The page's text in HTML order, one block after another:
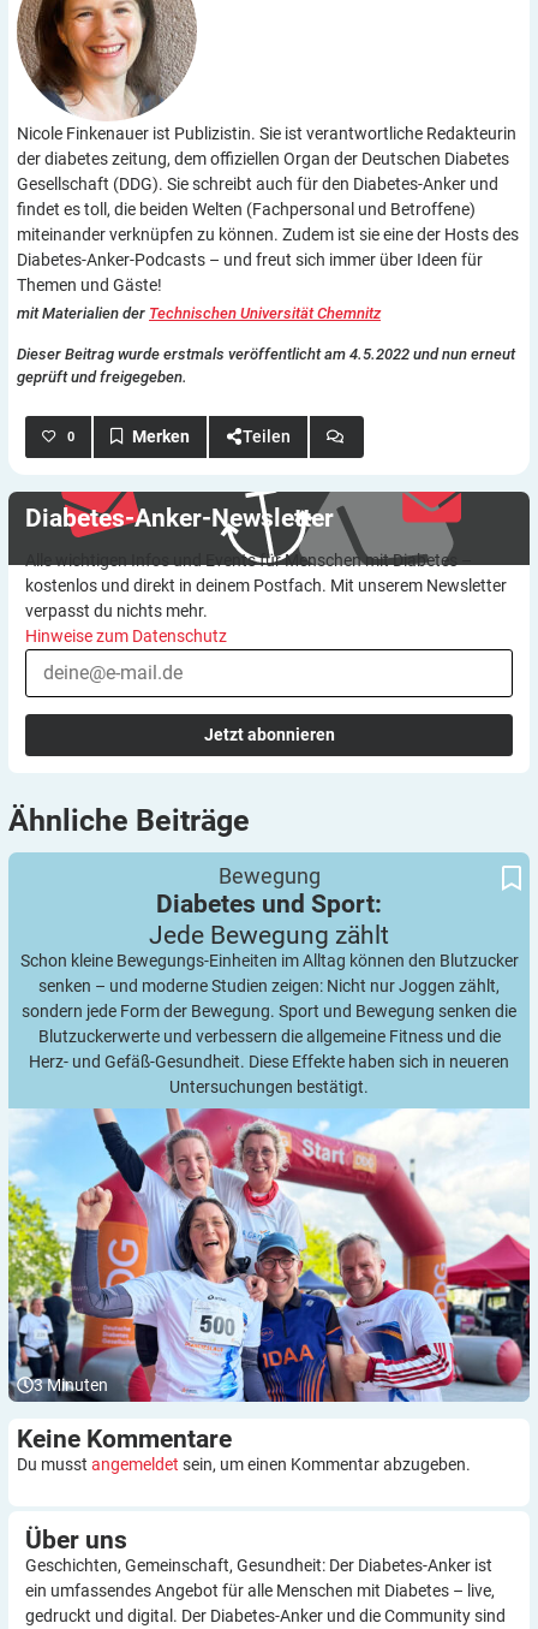
Nicole Finkenauer ist Publizistin. Sie ist verantwortliche Redakteurin
der diabetes zeitung, dem offiziellen Organ der Deutschen Diabetes
Gesellschaft (DDG). Sie schreibt auch für den Diabetes-Anker und
findet es toll, die beiden Welten (Fachpersonal und Betroffene)
miteinander verknüpfen zu können. Zudem ist sie eine der Hosts des
Diabetes-Anker-Podcasts – und freut sich immer über Ideen für
Themen und Gäste!
mit Materialien der Technischen Universität Chemnitz
Dieser Beitrag wurde erstmals veröffentlicht am 4.5.2022 und nun erneut
geprüft und freigegeben.
0 Teilen
Diabetes-Anker-Newsletter
Alle wichtigen Infos und Events für Menschen mit Diabetes –
kostenlos und direkt in deinem Postfach. Mit unserem Newsletter
verpasst du nichts mehr.
Hinweise zum Datenschutz
Jetzt abonnieren
Ähnliche Beiträge
Bewegung
Diabetes und Sport:
Jede Bewegung zählt
Schon kleine Bewegungs-Einheiten im Alltag können den Blutzucker
senken – und moderne Studien zeigen: Nicht nur Joggen zählt,
sondern jede Form der Bewegung. Sport und Bewegung senken die
Blutzuckerwerte und verbessern die allgemeine Fitness und die
Herz- und Gefäß-Gesundheit. Diese Effekte haben sich in neueren
Untersuchungen bestätigt.
3Minuten
Keine Kommentare
Du musst angemeldet sein, um einen Kommentar abzugeben.
Über uns
Geschichten, Gemeinschaft, Gesundheit: Der Diabetes-Anker ist
ein umfassendes Angebot für alle Menschen mit Diabetes – live,
gedruckt und digital. Der Diabetes-Anker und die Community sind